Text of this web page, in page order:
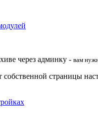
через админку - вам
страницы